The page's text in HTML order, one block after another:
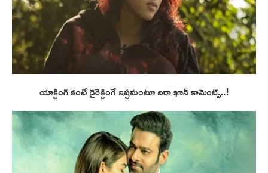
యాక్టింగ్ కంటే డైరెక్టింగే ఇష్టమంటూ ఐరా ఖాన్ కామెంట్స్..!